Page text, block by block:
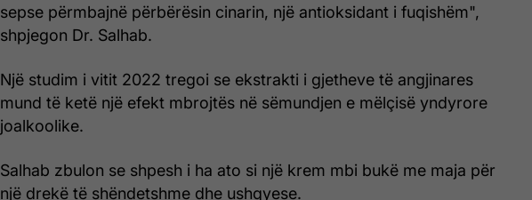
sepse përmbajnë përbërësin cinarin, një antioksidant i fuqishëm",
shpjegon Dr. Salhab.
Një studim i vitit 2022 tregoi se ekstrakti i gjetheve të angjinares
mund të ketë një efekt mbrojtës në sëmundjen e mëlçisë yndyrore
joalkoolike.
Salhab zbulon se shpesh i ha ato si një krem mbi bukë me maja për
një drekë të shëndetshme dhe ushqyese.